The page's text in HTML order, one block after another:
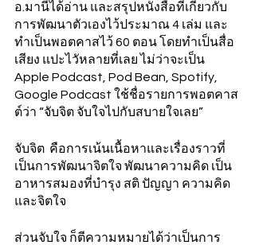
อ.มานีได้อ่าน และสรุปหนังสือที่เกี่ยวกับ
การพัฒนาตัวเองไว้ประมาณ 4 เล่ม และ
ทำเป็นพอตคาสไว้ 60 ตอน โดยทำเป็นสื่อ
เสียง แปะไวัหลายที่เลย ไม่ว่าจะเป็น
Apple Podcast, Pod Bean, Spotify,
Google Podcast ใช้ชื่อรายการพอตคาส
ต์ว่า “จับจิต จับใจไปกับสบายใจเลย”
จับจิต  คือการเน้นเนื้อหาและเรื่องราวที่
เป็นการพัฒนาจิตใจ พัฒนาความคิด เป็น
อาหารสมองที่บำรุง สติ ปัญญา ความคิด
และจิตใจ
ส่วนจับใจ ก็ตีความหมายได้ว่าเป็นการ